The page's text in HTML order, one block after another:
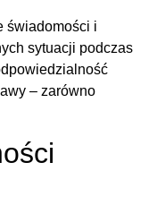
świadomości i
sytuacji podczas
– zarówno